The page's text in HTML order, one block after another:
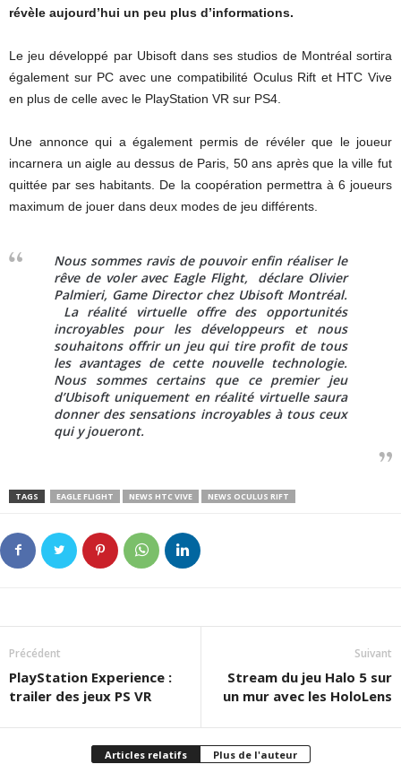
révèle aujourd’hui un peu plus d’informations.
Le jeu développé par Ubisoft dans ses studios de Montréal sortira
également sur PC avec une compatibilité Oculus Rift et HTC Vive
en plus de celle avec le PlayStation VR sur PS4.
Une annonce qui a également permis de révéler que le joueur
incarnera un aigle au dessus de Paris, 50 ans après que la ville fut
quittée par ses habitants. De la coopération permettra à 6 joueurs
maximum de jouer dans deux modes de jeu différents.
Nous sommes ravis de pouvoir enfin réaliser le
rêve de voler avec Eagle Flight,
déclare Olivier
Palmieri, Game Director chez Ubisoft Montréal.
La réalité virtuelle offre des opportunités
incroyables pour les développeurs et nous
souhaitons offrir un jeu qui tire profit de tous
les avantages de cette nouvelle technologie.
Nous sommes certains que ce premier jeu
d’Ubisoft uniquement en réalité virtuelle saura
donner des sensations incroyables à tous ceux
qui y joueront.
TAGS EAGLE FLIGHT NEWS HTC VIVE NEWS OCULUS RIFT
Précédent
PlayStation Experience :
trailer des jeux PS VR
Suivant
Stream du jeu Halo 5 sur
un mur avec les HoloLens
Articles relatifs Plus de l'auteur